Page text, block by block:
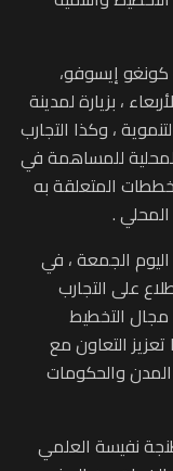
إيسوفو،
، بزيارة لمدينة
، وكذا التجارب
للمساهمة في
المتعلقة به
.
الجمعة ، في
على التجارب
التخطيط
تعزيز التعاون مع
والحكومات
نفيسة العلمي